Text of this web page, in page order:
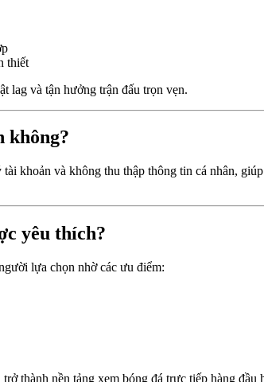
thiết
lag và tận hưởng trận đấu trọn vẹn.
không?
khoản và không thu thập thông tin cá nhân,
yêu thích?
lựa chọn nhờ các ưu điểm:
thành nền tảng xem bóng đá trực tiếp hàng đầu